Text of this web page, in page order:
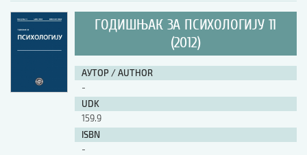
ГОДИШЊАК ЗА ПСИХОЛОГИЈУ 11
(2012)
АУТОР / AUTHOR
-
UDK
159.9
ISBN
-